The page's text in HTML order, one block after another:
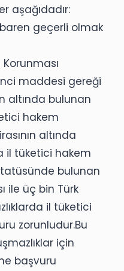
aşağıdadır:
geçerli olmak
maddesi gereği
altında bulunan
hakem
altında
il tüketici hakem
bulunan
ile üç bin Türk
il tüketici
zorunludur.Bu
için
başvuru